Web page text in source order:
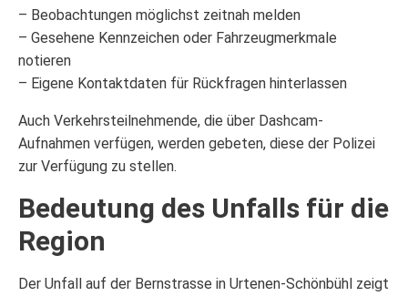
– Beobachtungen möglichst zeitnah melden
– Gesehene Kennzeichen oder Fahrzeugmerkmale
notieren
– Eigene Kontaktdaten für Rückfragen hinterlassen
Auch Verkehrsteilnehmende, die über Dashcam-
Aufnahmen verfügen, werden gebeten, diese der Polizei
zur Verfügung zu stellen.
Bedeutung des Unfalls für die
Region
Der Unfall auf der Bernstrasse in Urtenen-Schönbühl zeigt